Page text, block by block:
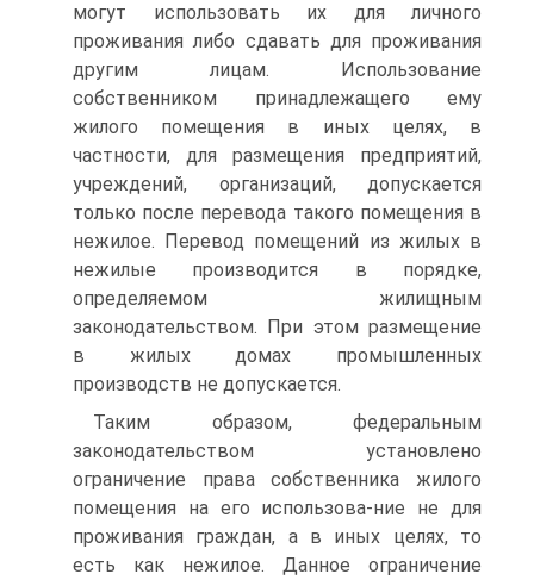
могут использовать их для личного
проживания либо сдавать для проживания
другим лицам. Использование
собственником принадлежащего ему
жилого помещения в иных целях, в
частности, для размещения предприятий,
учреждений, организаций, допускается
только после перевода такого помещения в
нежилое. Перевод помещений из жилых в
нежилые производится в порядке,
определяемом жилищным
законодательством. При этом размещение
в жилых домах промышленных
производств не допускается.
Таким образом, федеральным
законодательством установлено
ограничение права собственника жилого
помещения на его использова-ние не для
проживания граждан, а в иных целях, то
есть как нежилое. Данное ограничение